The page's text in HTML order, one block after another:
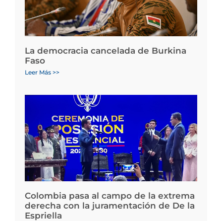
La democracia cancelada de Burkina
Faso
Leer Más >>
Colombia pasa al campo de la extrema
derecha con la juramentación de De la
Espriella